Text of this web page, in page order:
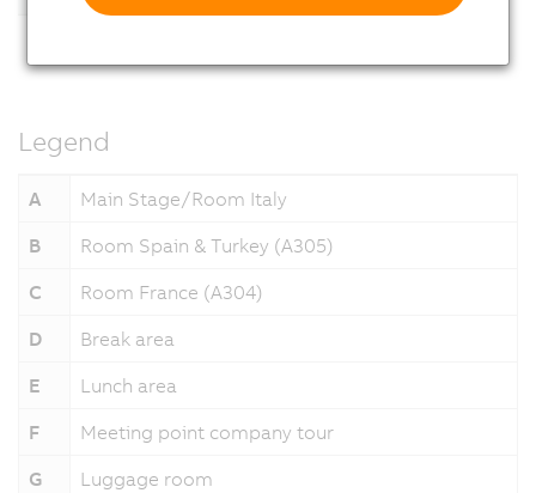
Legend
A
Main Stage/Room Italy
B
Room Spain & Turkey (A305)
C
Room France (A304)
D
Break area
E
Lunch area
F
Meeting point company tour
G
Luggage room